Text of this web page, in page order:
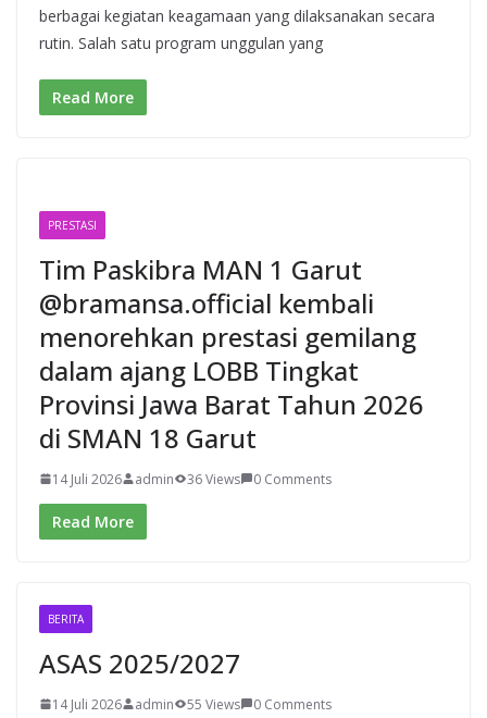
berbagai kegiatan keagamaan yang dilaksanakan secara
rutin. Salah satu program unggulan yang
Read More
PRESTASI
Tim Paskibra MAN 1 Garut
@bramansa.official kembali
menorehkan prestasi gemilang
dalam ajang LOBB Tingkat
Provinsi Jawa Barat Tahun 2026
di SMAN 18 Garut
14 Juli 2026 admin 36 Views 0 Comments
Read More
BERITA
ASAS 2025/2027
14 Juli 2026 admin 55 Views 0 Comments